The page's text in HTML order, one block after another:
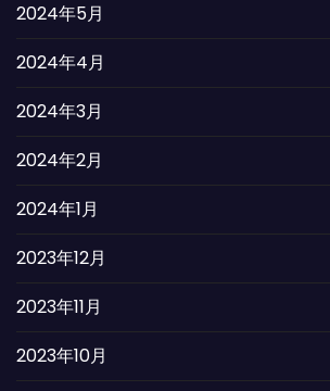
2024年5月
2024年4月
2024年3月
2024年2月
2024年1月
2023年12月
2023年11月
2023年10月